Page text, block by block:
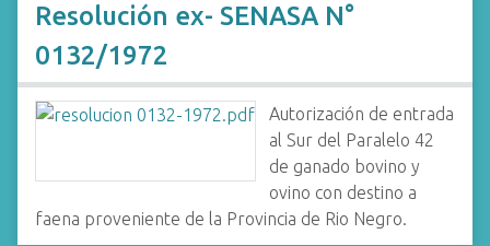
Resolución ex- SENASA N°
0132/1972
Autorización de entrada
al Sur del Paralelo 42
de ganado bovino y
ovino con destino a
faena proveniente de la Provincia de Rio Negro.